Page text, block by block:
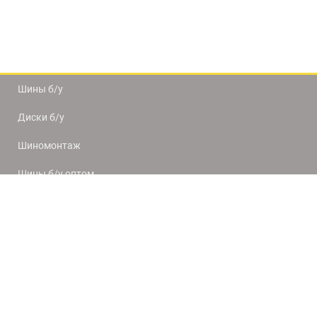
Шины б/у
Диски б/у
Шиномонтаж
Шины б/у оптом